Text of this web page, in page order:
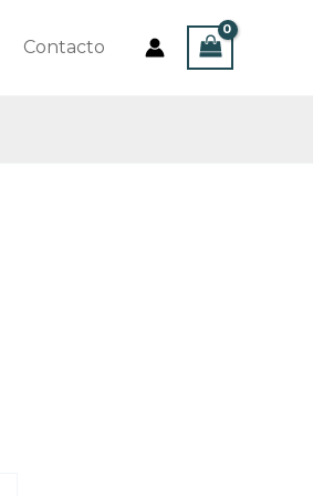
Contacto